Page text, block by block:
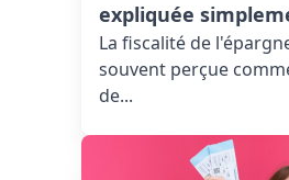
expliquée
La fiscalité de
souvent perçue
de...